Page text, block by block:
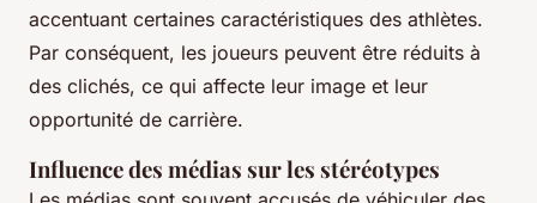
accentuant certaines caractéristiques des athlètes.
Par conséquent, les joueurs peuvent être réduits à
des clichés, ce qui affecte leur image et leur
opportunité de carrière.
Influence des médias sur les stéréotypes